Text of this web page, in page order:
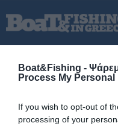
Boat&Fishing -
Process My
If you wish to opt-out of
processing of your
ΝΕΑ
ΨΑΡΕΜΑ ΑΠΟ ΑΚΤΗ
Tag: